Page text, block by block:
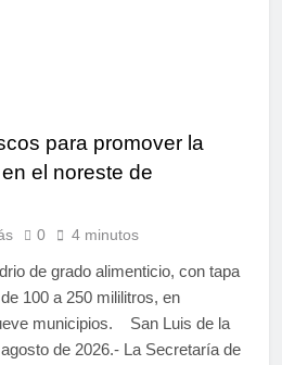
para promover la
el noreste de
0 4 minutos
de grado alimenticio, con tapa
100 a 250 mililitros, en
municipios. San Luis de la
de 2026.- La Secretaría de